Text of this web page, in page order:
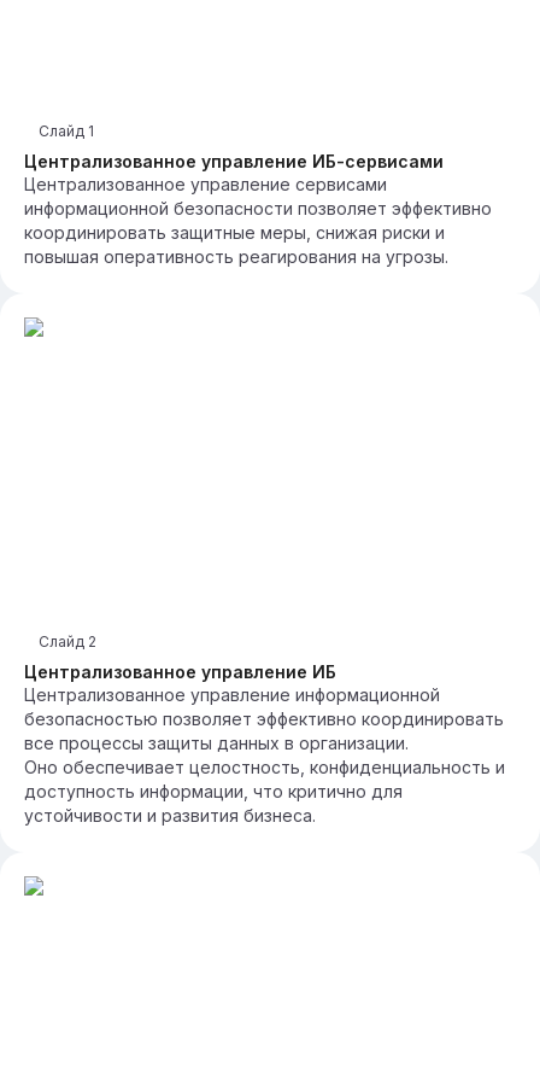
Централизованное управление ИБ-сервисами
Слайд 1
Централизованное управление сервисами
информационной безопасности позволяет эффективно
координировать защитные меры, снижая риски и
повышая оперативность реагирования на угрозы.
Централизованное управление ИБ
Слайд 2
Централизованное управление информационной
безопасностью позволяет эффективно координировать
все процессы защиты данных в организации.
Оно обеспечивает целостность, конфиденциальность и
доступность информации, что критично для
устойчивости и развития бизнеса.